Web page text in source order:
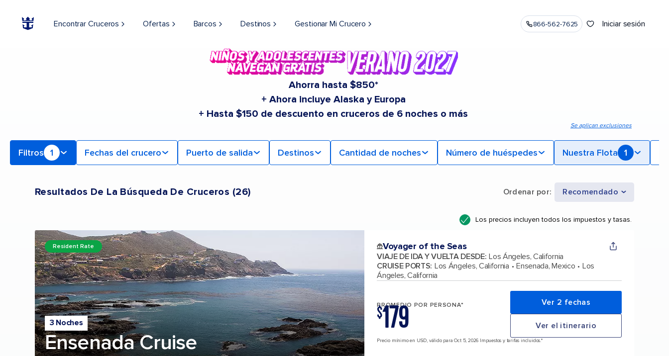
Encontrar Cruceros Ofertas Barcos Destinos Gestionar Mi Crucero 866-562-7625 Iniciar sesión
Ahorra hasta $850*
+ Ahora incluye Alaska y Europa
+ Hasta $150 de descuento en cruceros de 6 noches o más
Se aplican exclusiones
Filtros 1 Fechas del crucero Puerto de salida Destinos Cantidad de noches Número de huéspedes Nuestra Flota 1
Resultados De La Búsqueda De Cruceros (26) Ordenar por: Recomendado
Los precios incluyen todos los impuestos y tasas.
3 Noches
Ensenada Cruise
Resident Rate Voyager of the Seas
VIAJE DE IDA Y VUELTA DESDE: Los Ángeles, California
CRUISE PORTS: Los Ángeles, California Ensenada, Mexico
Los
Ángeles, California
PROMEDIO POR PERSONA*
$179 Ver 2 fechas
Ver el itinerario
Precio mínimo en USD, válido para Oct 5, 2026 Impuestos y tarifas incluidos.*